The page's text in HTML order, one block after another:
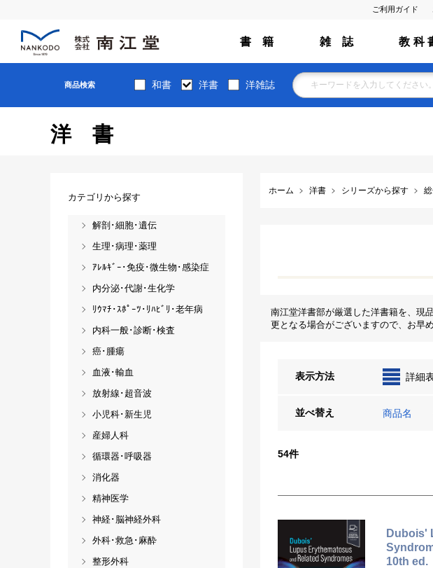
ご利用ガイド
書 籍 雑 誌 教 科
商品検索 和書 洋書 洋雑誌
洋書
ホーム 洋書 シリーズから探す
南江堂洋書部が厳選した洋書籍を、現
更となる場合がございますので、お早
表示方法 詳細
並べ替え 商品名
54件
Dubois'
10th ed.
カテゴリから探す
解剖･細胞･遺伝
生理･病理･薬理
ｱﾚﾙｷﾞｰ･免疫･微生物･感染症
内分泌･代謝･生化学
ﾘｳﾏﾁ･ｽﾎﾟｰﾂ･ﾘﾊﾋﾞﾘ･老年病
内科一般･診断･検査
癌･腫瘍
血液･輸血
放射線･超音波
小児科･新生児
産婦人科
循環器･呼吸器
消化器
精神医学
神経･脳神経外科
外科･救急･麻酔
整形外科